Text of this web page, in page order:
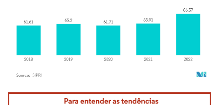
Imagem © Mordor Intelligence. O reuso requer atribuição conforme CC BY 4.0.